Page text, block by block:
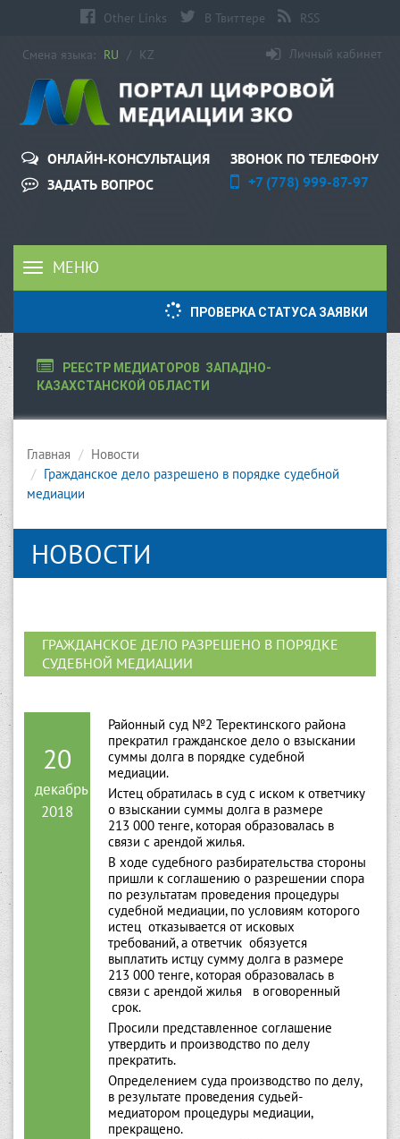
Other Links В Твиттере RSS
Смена языка: RU / KZ Личный кабинет
ОНЛАЙН-КОНСУЛЬТАЦИЯ
ЗАДАТЬ ВОПРОС
ЗВОНОК ПО ТЕЛЕФОНУ
+7 (778) 999-87-97
Toggle
navigation
МЕНЮ
ПРОВЕРКА СТАТУСА ЗАЯВКИ
РЕЕСТР МЕДИАТОРОВ  ЗАПАДНО-
КАЗАХСТАНСКОЙ ОБЛАСТИ
Главная
Новости
Гражданское дело разрешено в порядке судебной
медиации
НОВОСТИ
ГРАЖДАНСКОЕ ДЕЛО РАЗРЕШЕНО В ПОРЯДКЕ
СУДЕБНОЙ МЕДИАЦИИ
20
декабрь
2018
Районный суд №2 Теректинского района
прекратил гражданское дело о взыскании
суммы долга в порядке судебной
медиации.
Истец обратилась в суд с иском к ответчику
о взыскании суммы долга в размере
213 000 тенге, которая образовалась в
связи с арендой жилья.
В ходе судебного разбирательства стороны
пришли к соглашению о разрешении спора
по результатам проведения процедуры
судебной медиации, по условиям которого
истец отказывается от исковых
требований, а ответчик обязуется
выплатить истцу сумму долга в размере
213 000 тенге, которая образовалась в
связи с арендой жилья в оговоренный
срок.
Просили представленное соглашение
утвердить и производство по делу
прекратить.
Определением суда производство по делу,
в результате проведения судьей-
медиатором процедуры медиации,
прекращено.